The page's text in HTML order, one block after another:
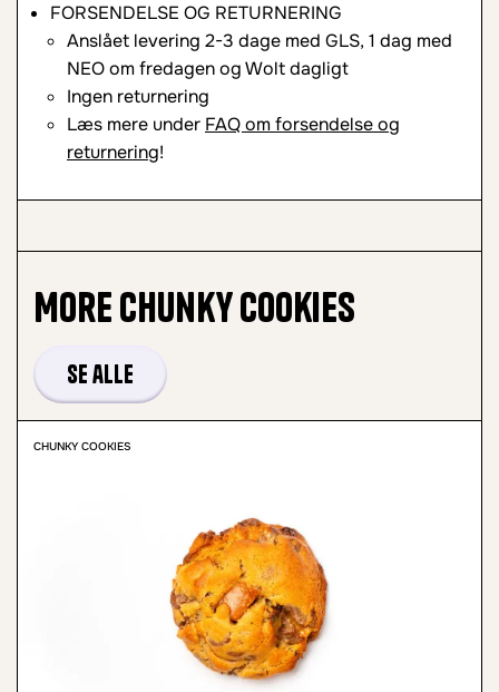
FORSENDELSE OG RETURNERING
Anslået levering 2-3 dage med GLS, 1 dag med
NEO om fredagen og Wolt dagligt
Ingen returnering
Læs mere under FAQ om forsendelse og
returnering!
MoreChunky Cookies
Se alle
CHUNKY COOKIES